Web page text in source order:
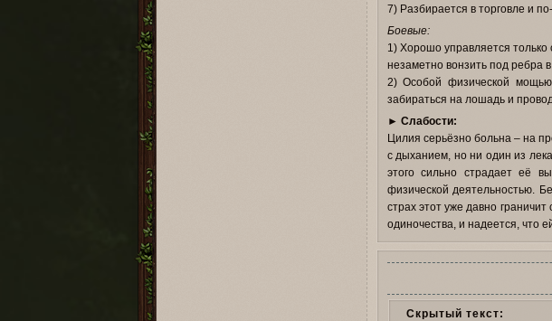
7) Разбирается в торговле и
Боевые:
1) Хорошо управляется
незаметно вонзить под ребра
2) Особой физической мощью
забираться на лошадь и
► Слабости:
Цилия серьёзно больна – на
с дыханием, но ни один из
этого сильно страдает её
физической деятельностью.
страх этот уже давно
одиночества, и надеется, что
Скрытый текст: